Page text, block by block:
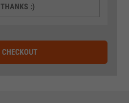
THANKS :)
CHECKOUT